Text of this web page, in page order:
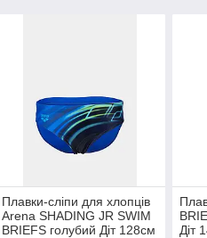
Плавки-сліпи для хлопців
Arena SHADING JR SWIM
BRIEFS голубий Діт 128см
Діт